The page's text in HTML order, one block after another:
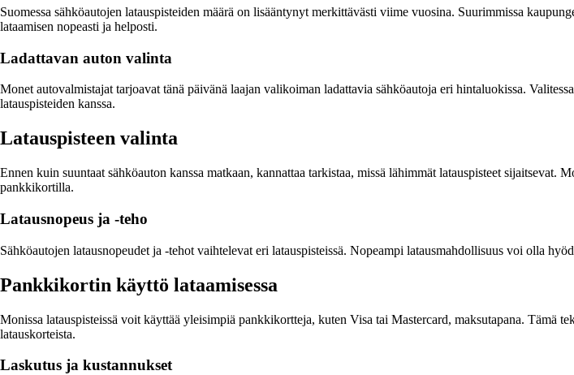
Suomessa sähköautojen latauspisteiden määrä on lisääntynyt merkittävästi viime vuosina. Suurimmissa
lataamisen nopeasti ja helposti.
Ladattavan auton valinta
Monet autovalmistajat tarjoavat tänä päivänä laajan valikoiman ladattavia sähköautoja eri hintaluokissa.
latauspisteiden kanssa.
Latauspisteen valinta
Ennen kuin suuntaat sähköauton kanssa matkaan, kannattaa tarkistaa, missä lähimmät latauspisteet
pankkikortilla.
Latausnopeus ja -teho
Sähköautojen latausnopeudet ja -tehot vaihtelevat eri latauspisteissä. Nopeampi latausmahdollisuus voi olla
Pankkikortin käyttö lataamisessa
Monissa latauspisteissä voit käyttää yleisimpiä pankkikortteja, kuten Visa tai Mastercard, maksutapana. Tämä
latauskorteista.
Laskutus ja kustannukset